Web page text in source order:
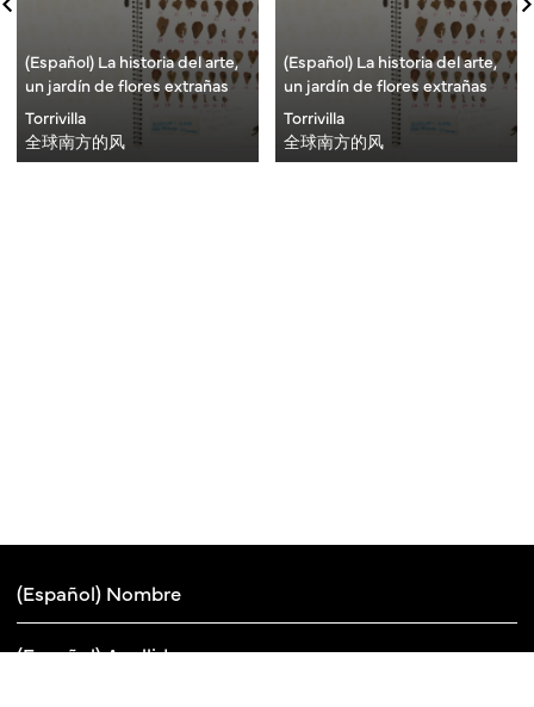
(Español) La historia del arte,
un jardín de flores extrañas
Torrivilla
全球南方的风
(Español) La historia del arte,
un jardín de flores extrañas
Torrivilla
全球南方的风